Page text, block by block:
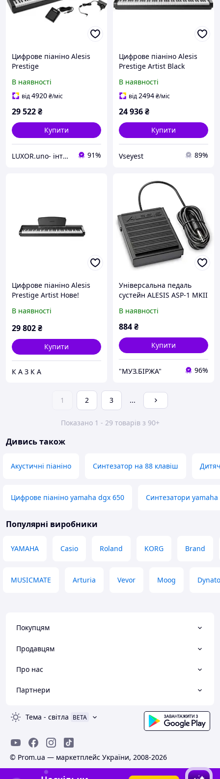
Цифрове піаніно Alesis
Prestige
В наявності
від4920₴/міс
29 522₴
Купити
LUXOR.uno- інтернет магазин 91%
Цифрове піаніно Alesis
Prestige Artist Black
В наявності
від2494₴/міс
24 936₴
Купити
Vseyest 89%
Цифрове піаніно Alesis
Prestige Artist Нове!
В наявності
29 802₴
Купити
К А З К А
Універсальна педаль
сустейн ALESIS ASP-1 MKII
В наявності
884₴
Купити
"МУЗ.БІРЖА" 96%
1 2 3 ...
Показано 1 - 29 товарів з 90+
Дивись також
Акустичні піаніно Синтезатор на 88 клавіш
Цифрове піаніно yamaha dgx 650 Синтезатори
Популярні виробники
YAMAHA Casio Roland KORG Brand
MUSICMATE Arturia Vevor Moog
Покупцям
Продавцям
Про нас
Партнери
Тема - світла BETA
© Prom.ua — маркетплейс України, 2008-2026